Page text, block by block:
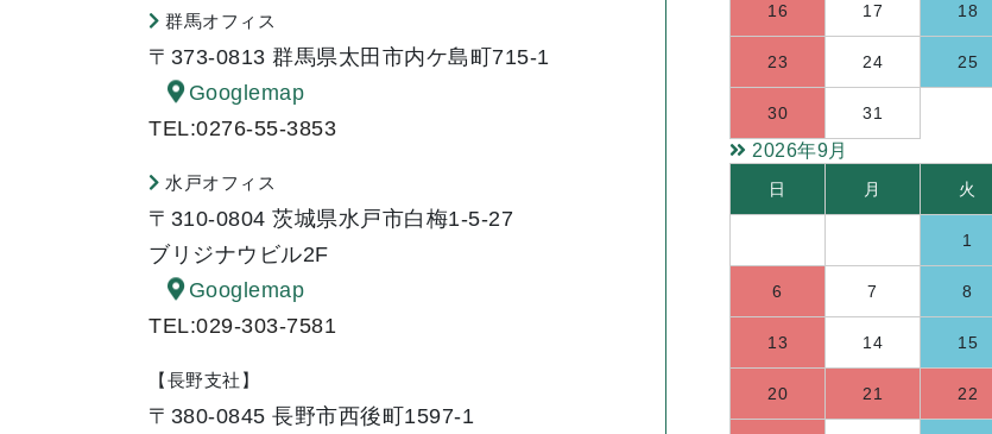
群馬オフィス
〒373-0813 群馬県太田市内ケ島町715-1
Googlemap
TEL:0276-55-3853
水戸オフィス
〒310-0804 茨城県水戸市白梅1-5-27
ブリジナウビル2F
Googlemap
TEL:029-303-7581
【長野支社】
〒380-0845 長野市西後町1597-1
16 17 18
23 24 25
30 31
2026年9月
日 月 火
1
6 7 8
13 14 15
20 21 22